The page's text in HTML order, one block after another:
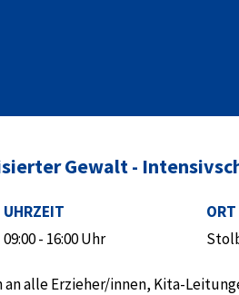
Gewalt -
UHRZEIT ORT
09:00 - 16:00 Uhr
alle Erzieher/innen, Kita-